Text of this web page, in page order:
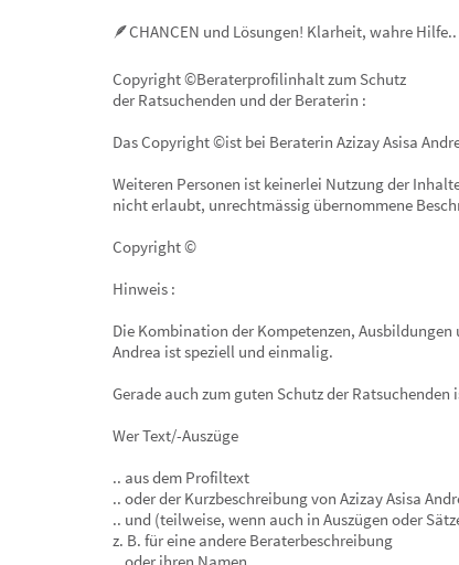
🪶CHANCEN und Lösungen! Klarheit, wahre
Copyright ©Beraterprofilinhalt zum Schutz
der Ratsuchenden und der Beraterin :
Das Copyright ©ist bei Beraterin Azizay Asisa
Weiteren Personen ist keinerlei Nutzung der
nicht erlaubt, unrechtmässig übernommene
Copyright ©
Hinweis :
Die Kombination der Kompetenzen,
Andrea ist speziell und einmalig.
Gerade auch zum guten Schutz der
Wer Text/-Auszüge
.. aus dem Profiltext
.. oder der Kurzbeschreibung von Azizay Asisa
.. und (teilweise, wenn auch in Auszügen oder
z. B. für eine andere Beraterbeschreibung